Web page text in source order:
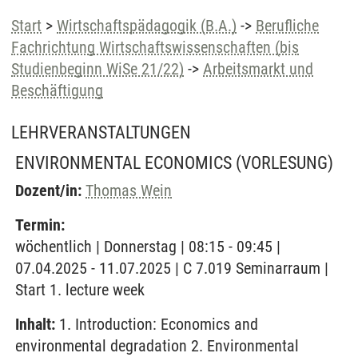
Start > Wirtschaftspädagogik (B.A.) -> Berufliche
Fachrichtung Wirtschaftswissenschaften (bis
Studienbeginn WiSe 21/22) -> Arbeitsmarkt und
Beschäftigung
LEHRVERANSTALTUNGEN
ENVIRONMENTAL ECONOMICS (VORLESUNG)
Dozent/in: Thomas Wein
Termin:
wöchentlich | Donnerstag | 08:15 - 09:45 |
07.04.2025 - 11.07.2025 | C 7.019 Seminarraum |
Start 1. lecture week
Inhalt: 1. Introduction: Economics and
environmental degradation 2. Environmental